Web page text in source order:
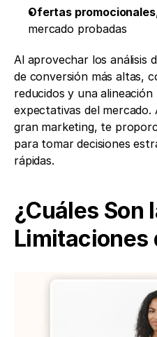
Ofertas promocionales
mercado probadas
Al aprovechar los análisis
de conversión más altas,
reducidos y una
expectativas del
gran marketing, te
para tomar decisiones
rápidas.
¿Cuáles Son
Limitaciones